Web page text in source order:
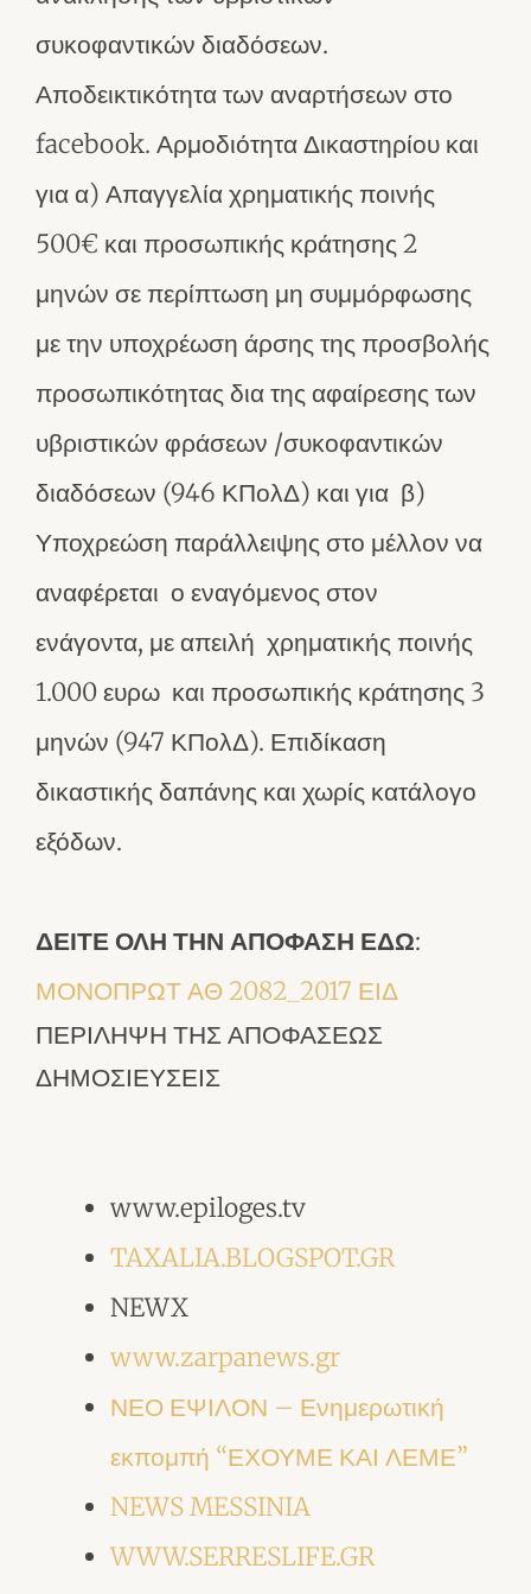
συκοφαντικών διαδόσεων.
Αποδεικτικότητα των αναρτήσεων στο
facebook. Αρμοδιότητα Δικαστηρίου και
για α) Απαγγελία χρηματικής ποινής
500€ και προσωπικής κράτησης 2
μηνών σε περίπτωση μη συμμόρφωσης
με την υποχρέωση άρσης της προσβολής
προσωπικότητας δια της αφαίρεσης των
υβριστικών φράσεων /συκοφαντικών
διαδόσεων (946 ΚΠολΔ) και για β)
Υποχρεώση παράλλειψης στο μέλλον να
αναφέρεται ο εναγόμενος στον
ενάγοντα, με απειλή χρηματικής ποινής
1.000 ευρω και προσωπικής κράτησης 3
μηνών (947 ΚΠολΔ). Επιδίκαση
δικαστικής δαπάνης και χωρίς κατάλογο
εξόδων.
ΔΕΙΤΕ ΟΛΗ ΤΗΝ ΑΠΟΦΑΣΗ ΕΔΩ:
ΜΟΝΟΠΡΩΤ ΑΘ 2082_2017 ΕΙΔ
ΠΕΡΙΛΗΨΗ ΤΗΣ ΑΠΟΦΑΣΕΩΣ
ΔΗΜΟΣΙΕΥΣΕΙΣ
www.epiloges.tv
TAXALIA.BLOGSPOT.GR
NEWX
www.zarpanews.gr
ΝΕΟ ΕΨΙΛΟΝ – Ενημερωτική
εκπομπή “ΕΧΟΥΜΕ ΚΑΙ ΛΕΜΕ”
NEWS MESSINIA
WWW.SERRESLIFE.GR